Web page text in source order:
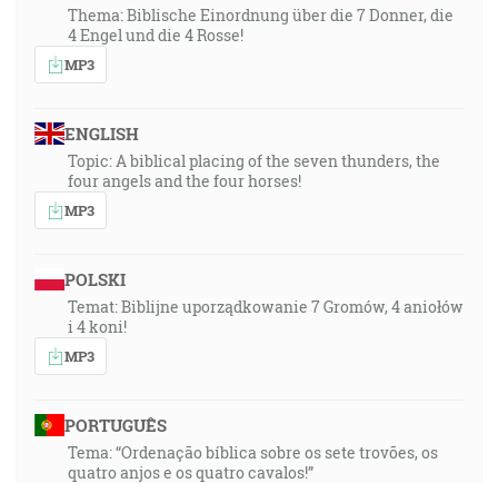
Thema: Biblische Einordnung über die 7 Donner, die
4 Engel und die 4 Rosse!
MP3
ENGLISH
Topic: A biblical placing of the seven thunders, the
four angels and the four horses!
MP3
POLSKI
Temat: Biblijne uporządkowanie 7 Gromów, 4 aniołów
i 4 koni!
MP3
PORTUGUÊS
Tema: “Ordenação bíblica sobre os sete trovões, os
quatro anjos e os quatro cavalos!”